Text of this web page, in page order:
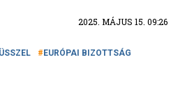
2025. MÁJUS 15. 09:26
EURÓPAI BIZOTTSÁG